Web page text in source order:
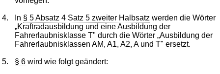
4. In § 5 Absatz 4 Satz 5 zweiter Halbsatz werden die Wörter
„Kraftradausbildung und eine Ausbildung der
Fahrerlaubnisklasse T" durch die Wörter „Ausbildung der
Fahrerlaubnisklassen AM, A1, A2, A und T" ersetzt.
5. § 6 wird wie folgt geändert: